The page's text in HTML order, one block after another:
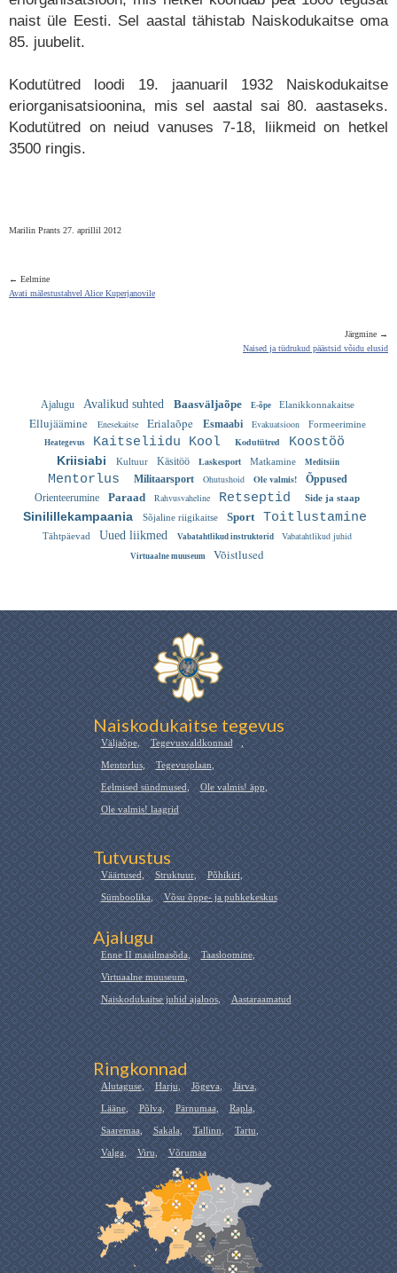
naist üle Eesti. Sel aastal tähistab Naiskodukaitse oma
85. juubelit.
Kodutütred loodi 19. jaanuaril 1932 Naiskodukaitse
eriorganisatsioonina, mis sel aastal sai 80. aastaseks.
Kodutütred on neiud vanuses 7-18, liikmeid on hetkel
3500 ringis.
Marilin Prants 27. aprillil 2012
← Eelmine
Avati mälestustahvel Alice Kuperjanovile
Järgmine →
Naised ja tüdrukud päästsid võidu elusid
Ajalugu Avalikud suhted Baasväljaõpe E-õpe Elanikkonnakaitse
Ellujäämine Enesekaitse Erialaõpe Esmaabi Evakuatsioon Formeerimine
Heategevus Kaitseliidu Kool Kodutütred Koostöö
Kriisiabi Kultuur Käsitöö Laskesport Matkamine Meditsiin
Mentorlus Militaarsport Ohutushoid Ole valmis!
Õppused
Orienteerumine
Paraad Rahvusvaheline Retseptid Side ja staap
Sinilillekampaania Sõjaline riigikaitse Sport Toitlustamine
Tähtpäevad Uued liikmed Vabatahtlikud instruktorid Vabatahtlikud juhid
Virtuaalne muuseum Võistlused
Naiskodukaitse tegevus
Väljaõpe, Tegevusvaldkonnad ,
Mentorlus, Tegevusplaan,
Eelmised sündmused, Ole valmis! äpp,
Ole valmis! laagrid
Tutvustus
Väärtused, Struktuur, Põhikiri,
Sümboolika, Võsu õppe- ja puhkekeskus
Ajalugu
Enne II maailmasõda, Taasloomine,
Virtuaalne muuseum,
Naiskodukaitse juhid ajaloos, Aastaraamatud
Ringkonnad
Alutaguse, Harju, Jõgeva, Järva,
Lääne, Põlva, Pärnumaa, Rapla,
Saaremaa, Sakala, Tallinn, Tartu,
Valga, Viru, Võrumaa